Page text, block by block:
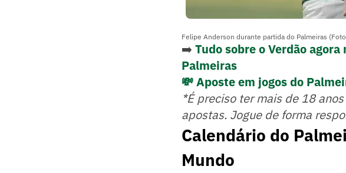
Felipe Anderson durante partida do Palmeiras
➡️ Tudo sobre o Verdão
Palmeiras
💸 Aposte em jogos do
*É preciso ter mais de 18
apostas. Jogue de forma
Calendário do
Mundo